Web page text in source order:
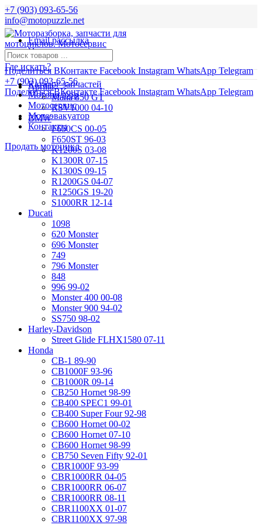
+7 (903) 093-65-56
info@motopuzzle.net
Email рассылка
Новости
Поделиться ВКонтакте Facebook Instagram WhatsApp Telegram
+7 (903) 093-65-56
Поделиться ВКонтакте Facebook Instagram WhatsApp Telegram
Где искать?
Aprilia
Mana 850 GT
RSV1000 04-10
BMW
F650CS 00-05
F650ST 96-03
K1200S 03-08
K1300R 07-15
K1300S 09-15
R1200GS 04-07
R1250GS 19-20
S1000RR 12-14
Ducati
1098
620 Monster
696 Monster
749
796 Monster
848
996 99-02
Monster 400 00-08
Monster 900 94-02
SS750 98-02
Harley-Davidson
Street Glide FLHX1580 07-11
Honda
CB-1 89-90
CB1000F 93-96
CB1000R 09-14
CB250 Hornet 98-99
CB400 SPEC1 99-01
CB400 Super Four 92-98
CB600 Hornet 00-02
CB600 Hornet 07-10
CB600 Hornet 98-99
CB750 Seven Fifty 92-01
CBR1000F 93-99
CBR1000RR 04-05
CBR1000RR 06-07
CBR1000RR 08-11
CBR1100XX 01-07
CBR1100XX 97-98
Каталог запчастей
Мотоподбор
Мотосервис
Мотоэвакуатор
Контакты
Продать мотоцикл